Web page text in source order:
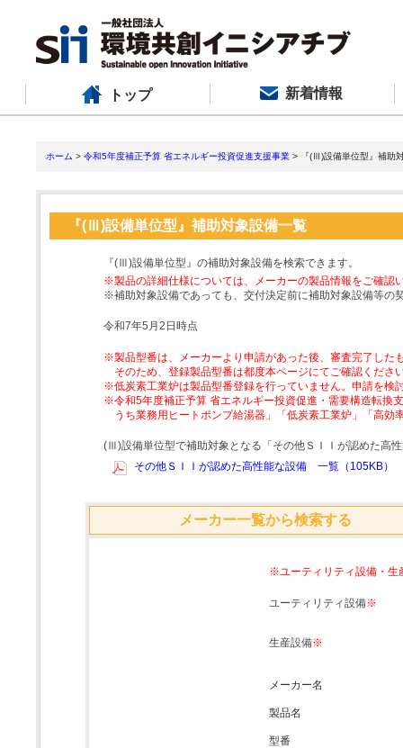
トップ 新着情報
ホーム > 令和5年度補正予算 省エネルギー投資促進支援事業 > 『(Ⅲ)設備単位型』補助
『(Ⅲ)設備単位型』補助対象設備一覧
『(Ⅲ)設備単位型』の補助対象設備を検索できます。
※製品の詳細仕様については、メーカーの製品情報をご確認
※補助対象設備であっても、交付決定前に補助対象設備等の
令和7年5月2日時点
※製品型番は、メーカーより申請があった後、審査完了した
そのため、登録製品型番は都度本ページにてご確認くださ
※低炭素工業炉は製品型番登録を行っていません。申請を検
※令和5年度補正予算 省エネルギー投資促進・需要構造転換
うち業務用ヒートポンプ給湯器」「低炭素工業炉」「高
(Ⅲ)設備単位型で補助対象となる「その他ＳＩＩが認めた高
その他ＳＩＩが認めた高性能な設備 一覧（105KB）
メーカー一覧から検索する
※ユーティリティ設備・生
ユーティリティ設備※
生産設備※
メーカー名
製品名
型番